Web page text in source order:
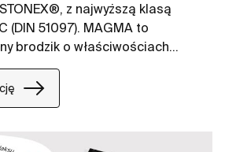
z najwyższą klasą
(DIN 51097). MAGMA to
brodzik o właściwościach
spełniając certyfikat ISO
porowatości bakterie nie mają
co sam brodzik jest prosty
temperaturę otoczenia,